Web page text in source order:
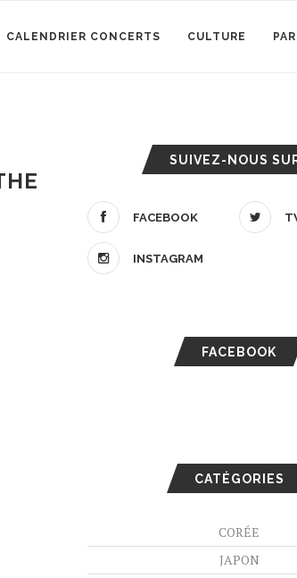
CALENDRIER CONCERTS CULTURE
SUIVEZ-NOUS
FACEBOOK
INSTAGRAM
FACEBOOK
CATÉGORIES
CORÉE
JAPON